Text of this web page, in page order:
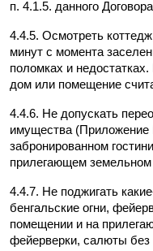
п. 4.1.5. данного
4.4.5. Осмотреть
минут с момента
поломках и
дом или помещение
4.4.6. Не допускать
имущества (Приложение
забронированном
прилегающем земельном
4.4.7. Не поджигать
бенгальские огни,
помещении и на
фейерверки, салюты без